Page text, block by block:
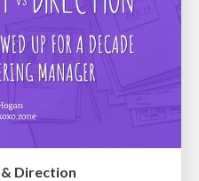
Direction